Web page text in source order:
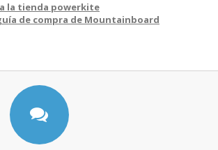
a la tienda powerkite
de compra de Mountainboard